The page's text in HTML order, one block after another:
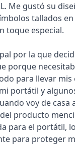
Me gustó su
tallados en
toque especial.
por la que
porque
para llevar mis
portátil y
voy de casa
producto
para el portátil,
para proteger